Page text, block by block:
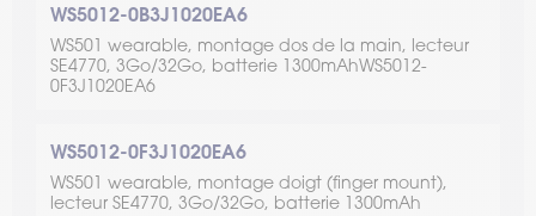
WS5012-0B3J1020EA6
WS501 wearable, montage dos de la main, lecteur
SE4770, 3Go/32Go, batterie 1300mAhWS5012-
0F3J1020EA6
WS5012-0F3J1020EA6
WS501 wearable, montage doigt (finger mount),
lecteur SE4770, 3Go/32Go, batterie 1300mAh